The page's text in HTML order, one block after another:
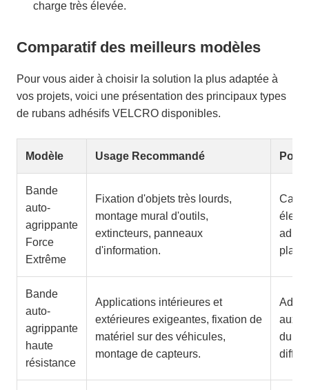
charge très élevée.
Comparatif des meilleurs modèles
Pour vous aider à choisir la solution la plus adaptée à
vos projets, voici une présentation des principaux types
de rubans adhésifs VELCRO disponibles.
Modèle Usage Recommandé
Bande
auto-
agrippante
Force
Extrême
Fixation d'objets très lourds,
montage mural d'outils,
extincteurs, panneaux
d'information.
Bande
auto-
agrippante
haute
résistance
Applications intérieures et
extérieures exigeantes, fixation de
matériel sur des véhicules,
montage de capteurs.
aux